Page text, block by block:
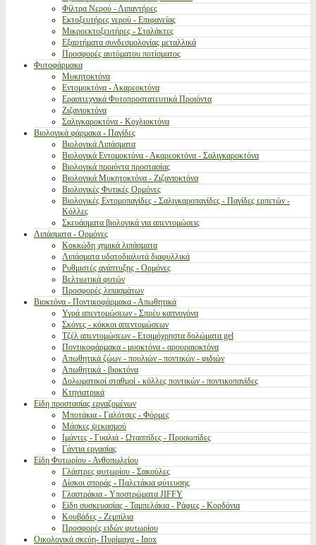
Φίλτρα Νερού - Λιπαντήρες
Εκτοξευτήρες νερού - Επιφανείας
Μικροεκτοξευτήρες - Σταλάκτες
Εξαρτήματα συνδεσμολογίας μεταλλικά
Προσφορές αυτόματου ποτίσματος
Φυτοφάρμακα
Μυκητοκτόνα
Εντομοκτόνα - Ακαρεοκτόνα
Ερασιτεχνικά Φυτοπροστατευτικά Προιόντα
Ζιζανιοκτόνα
Σαλιγκαροκτόνα - Κοχλιοκτόνα
Βιολογικά φάρμακα - Παγίδες
Βιολογικά Λιπάσματα
Βιολογικά Εντομοκτόνα - Ακαρεοκτόνα - Σαλιγκαροκτόνα
Βιολογικά προιόντα προστασίας
Βιολογικά Μυκητοκτόνα - Ζιζανιοκτόνα
Βιολογικές Φυτικές Ορμόνες
Βιολογικές Εντομοπαγίδες - Σαλιγκαροπαγίδες - Παγίδες ερπετών -
Κόλλες
Σκευάσματα βιολογικά για απεντομώσεις
Λιπάσματα - Ορμόνες
Κοκκώδη χημικά λιπάσματα
Λιπάσματα υδατοδιαλυτά διαφυλλικά
Ρυθμιστές ανάπτυξης - Ορμόνες
Βελτιωτικά φυτών
Προσφορές λιπασμάτων
Βιοκτόνα - Ποντικοφάρμακα - Απωθητικά
Υγρά απεντομώσεων - Σπρέυ καπνογόνα
Σκόνες - κόκκοι απεντομώσεων
Τζέλ απεντομώσεων - Ετοιμόχρηστα δολώματα gel
Ποντικοφάρμακα - μυοκτόνα - αρουραιοκτόνα
Απωθητικά ζώων - πουλιών - ποντικών - φιδιών
Απωθητικά - βιοκτόνα
Δολωματικοί σταθμοί - κόλλες ποντικών - ποντικοπαγίδες
Κτηνιατρικά
Είδη προστασίας εργαζομένων
Μποτάκια - Γαλότσες - Φόρμες
Μάσκες ψεκασμού
Ιμάντες - Γυαλιά - Ωτασπίδες - Προσωπίδες
Γάντια εργασίας
Είδη Φυτωρίου - Ανθοπωλείου
Γλάστρες φυτωρίου - Σακούλες
Δίσκοι σποράς - Παλετάκια φύτευσης
Γλαστράκια - Υποστρώματα JIFFY
Είδη συσκευασίας - Ταμπελάκια - Ράφιες - Κορδόνια
Κουβάδες - Ζεμπίλια
Προσφορές ειδών φυτωρίου
Οικολογικά σκεύη- Πυρίμαχα - Inox